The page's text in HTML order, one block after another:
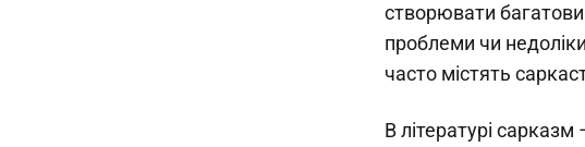
створювати
проблеми чи
часто містять
В літературі